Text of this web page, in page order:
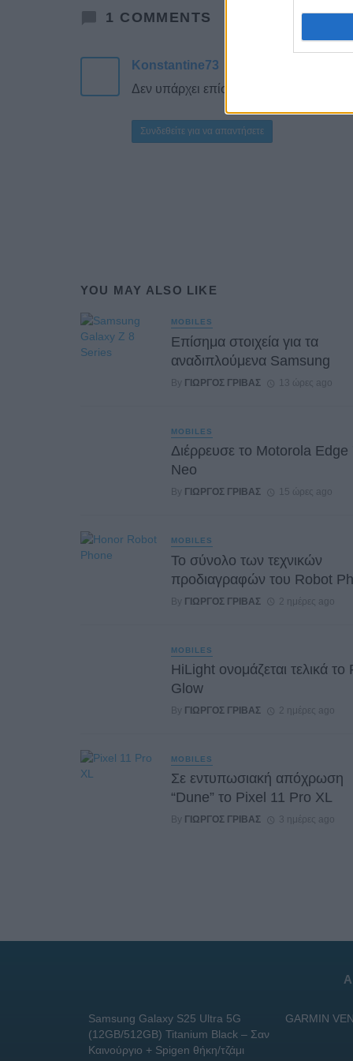
1 COMMENTS
Konstantine73
Δεν υπάρχει επίσημη υποστήριξη για
Συνδεθείτε για να απαντήσετε
YOU MAY ALSO LIKE
MOBILES
Επίσημα στοιχεία για τα
αναδιπλούμενα Samsung
By ΓΙΏΡΓΟΣ ΓΡΊΒΑΣ 13 ώρες ago
MOBILES
Διέρρευσε το Motorola Edge
Neo
By ΓΙΏΡΓΟΣ ΓΡΊΒΑΣ 15 ώρες ago
MOBILES
Το σύνολο των τεχνικών
προδιαγραφών του Robot
By ΓΙΏΡΓΟΣ ΓΡΊΒΑΣ 2 ημέρες ago
MOBILES
HiLight ονομάζεται τελικά το
Glow
By ΓΙΏΡΓΟΣ ΓΡΊΒΑΣ 2 ημέρες ago
MOBILES
Σε εντυπωσιακή απόχρωση
“Dune” το Pixel 11 Pro XL
By ΓΙΏΡΓΟΣ ΓΡΊΒΑΣ 3 ημέρες ago
Samsung Galaxy S25 Ultra 5G
(12GB/512GB) Titanium Black – Σαν
Καινούργιο + Spigen θήκη/τζάμι
GARMIN